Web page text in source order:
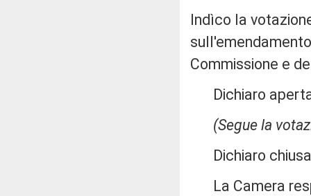
Indìco la
Commissione e
Dichiaro
(Segue la
Dichiaro
La Camera